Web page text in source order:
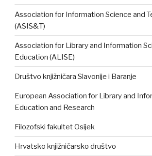
Association for Information Science and
(ASIS&T)
Association for Library and Information
Education (ALISE)
Društvo knjižničara Slavonije i Baranje
European Association for Library and
Education and Research
Filozofski fakultet Osijek
Hrvatsko knjižničarsko društvo